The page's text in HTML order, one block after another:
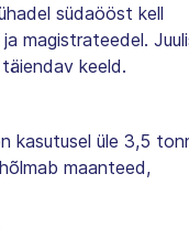
südaööst kell
magistrateedel.
keeld.
kasutusel üle 3,5
maanteed,